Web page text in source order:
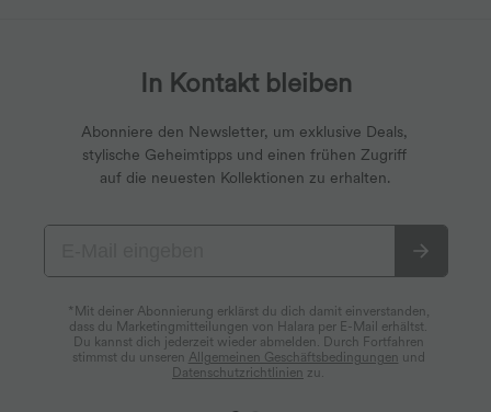
In Kontakt bleiben
Abonniere den Newsletter, um exklusive Deals,
stylische Geheimtipps und einen frühen Zugriff
auf die neuesten Kollektionen zu erhalten.
*Mit deiner Abonnierung erklärst du dich damit einverstanden,
dass du Marketingmitteilungen von Halara per E-Mail erhältst.
Du kannst dich jederzeit wieder abmelden. Durch Fortfahren
stimmst du unseren Allgemeinen Geschäftsbedingungen und
Datenschutzrichtlinien zu.